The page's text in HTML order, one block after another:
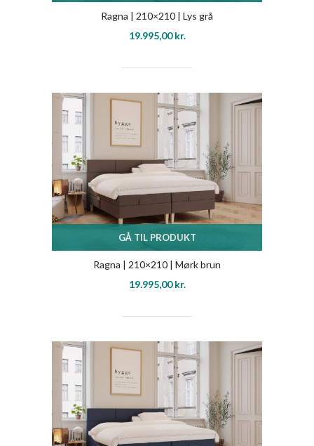
Ragna | 210×210 | Lys grå
19.995,00kr.
GÅ TIL PRODUKT
Ragna | 210×210 | Mørk brun
19.995,00kr.